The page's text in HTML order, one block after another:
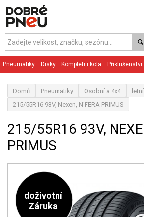
Pneumatiky Disky Kompletní kola Příslušenství
Domů Pneumatiky Osobní a 4x4
letní
215/55R16 93V, Nexen, N'FERA PRIMUS
215/55R16 93V,
PRIMUS
doživotní
Záruka